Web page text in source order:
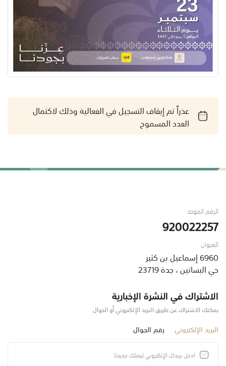
عذراً تم إيقاف التسجيل في الفعالية وذلك لاكتمال
العدد المسموح
الرقم الموحد
920022257
العنوان
6960 إسماعيل بن كثير
حي البساتين ، جدة 23719
الاشتراك في النشرة الإخبارية
يمكنك الاشتراك عن طريق البريد الإلكتروني أو الجوال
البريد الإلكتروني رقم الجوال